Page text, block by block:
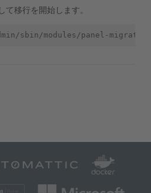
て移行を開始します。
sbin/modules/panel-